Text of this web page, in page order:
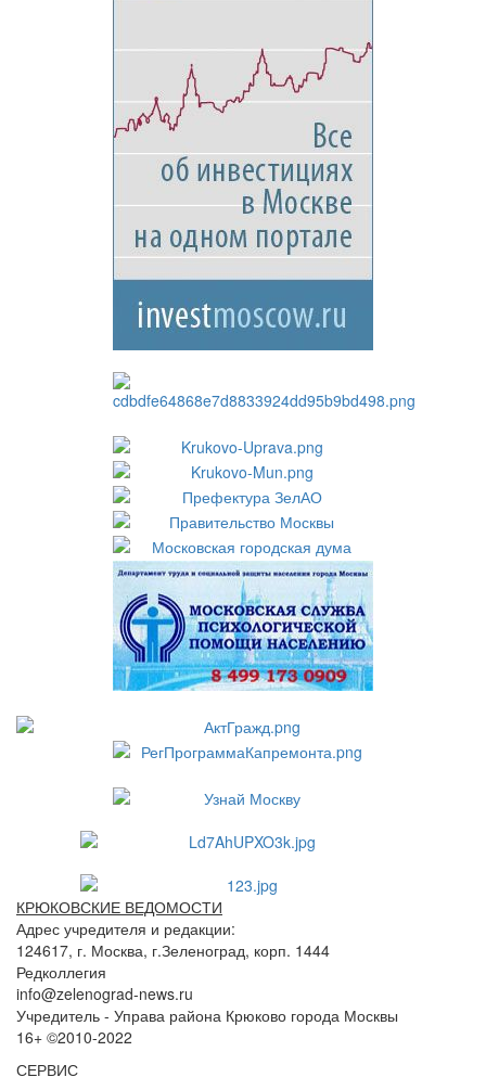
КРЮКОВСКИЕ ВЕДОМОСТИ
Адрес учредителя и редакции:
124617, г. Москва, г.Зеленоград, корп. 1444
Редколлегия
info@zelenograd-news.ru
Учредитель - Управа района Крюково города Москвы
16+ ©2010-2022
СЕРВИС